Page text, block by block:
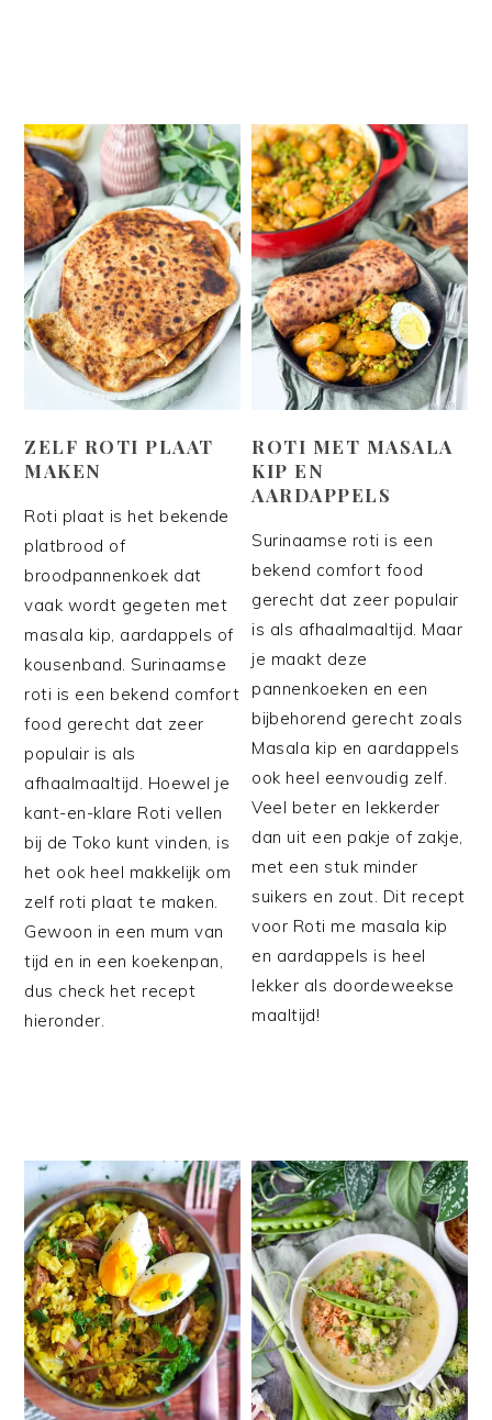
ZELF ROTI PLAAT
MAKEN
Roti plaat is het bekende
platbrood of
broodpannenkoek dat
vaak wordt gegeten met
masala kip, aardappels of
kousenband. Surinaamse
roti is een bekend comfort
food gerecht dat zeer
populair is als
afhaalmaaltijd. Hoewel je
kant-en-klare Roti vellen
bij de Toko kunt vinden, is
het ook heel makkelijk om
zelf roti plaat te maken.
Gewoon in een mum van
tijd en in een koekenpan,
dus check het recept
hieronder.
ROTI MET MASALA
KIP EN
AARDAPPELS
Surinaamse roti is een
bekend comfort food
gerecht dat zeer populair
is als afhaalmaaltijd. Maar
je maakt deze
pannenkoeken en een
bijbehorend gerecht zoals
Masala kip en aardappels
ook heel eenvoudig zelf.
Veel beter en lekkerder
dan uit een pakje of zakje,
met een stuk minder
suikers en zout. Dit recept
voor Roti me masala kip
en aardappels is heel
lekker als doordeweekse
maaltijd!